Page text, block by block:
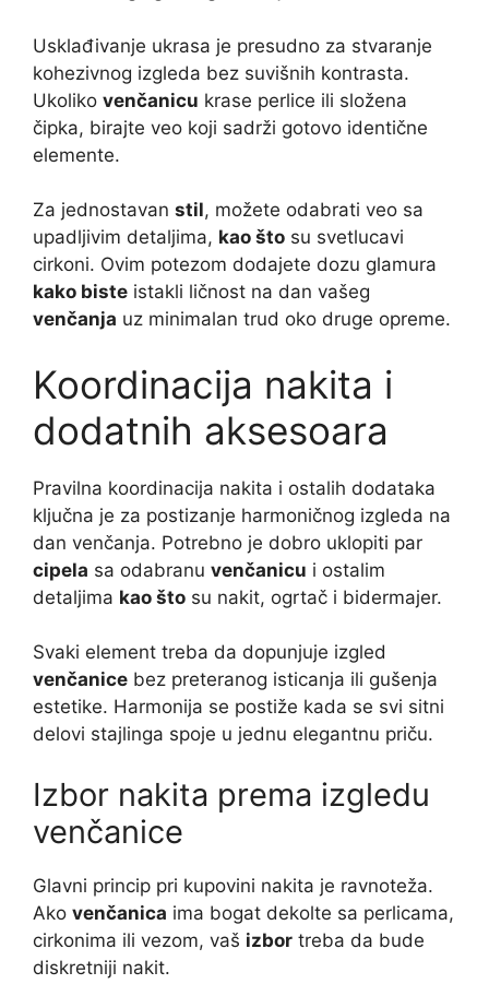
Usklađivanje ukrasa je presudno za stvaranje
kohezivnog izgleda bez suvišnih kontrasta.
Ukoliko venčanicu krase perlice ili složena
čipka, birajte veo koji sadrži gotovo identične
elemente.
Za jednostavan stil, možete odabrati veo sa
upadljivim detaljima, kao što su svetlucavi
cirkoni. Ovim potezom dodajete dozu glamura
kako biste istakli ličnost na dan vašeg
venčanja uz minimalan trud oko druge opreme.
Koordinacija nakita i
dodatnih aksesoara
Pravilna koordinacija nakita i ostalih dodataka
ključna je za postizanje harmoničnog izgleda na
dan venčanja. Potrebno je dobro uklopiti par
cipela sa odabranu venčanicu i ostalim
detaljima kao što su nakit, ogrtač i bidermajer.
Svaki element treba da dopunjuje izgled
venčanice bez preteranog isticanja ili gušenja
estetike. Harmonija se postiže kada se svi sitni
delovi stajlinga spoje u jednu elegantnu priču.
Izbor nakita prema izgledu
venčanice
Glavni princip pri kupovini nakita je ravnoteža.
Ako venčanica ima bogat dekolte sa perlicama,
cirkonima ili vezom, vaš izbor treba da bude
diskretniji nakit.